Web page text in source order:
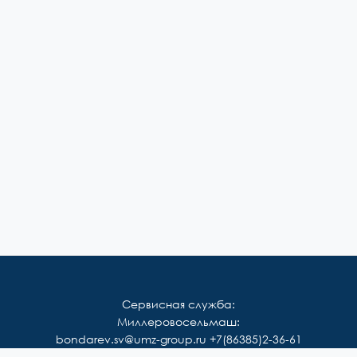
Сервисная служба:
Миллеровосельмаш:
bondarev.sv@umz-group.ru +7(86385)2-36-61